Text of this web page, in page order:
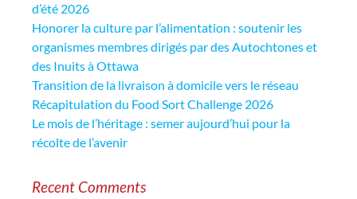
d’été 2026
Honorer la culture par l’alimentation : soutenir les
organismes membres dirigés par des Autochtones et
des Inuits à Ottawa
Transition de la livraison à domicile vers le réseau
Récapitulation du Food Sort Challenge 2026
Le mois de l’héritage : semer aujourd’hui pour la
récolte de l’avenir
Recent Comments